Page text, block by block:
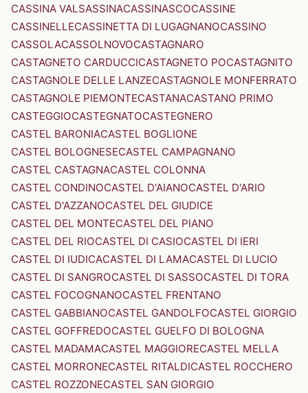
CASSINA VALSASSINACASSINASCOCASSINE
CASSINELLECASSINETTA DI LUGAGNANOCASSINO
CASSOLACASSOLNOVOCASTAGNARO
CASTAGNETO CARDUCCICASTAGNETO POCASTAGNITO
CASTAGNOLE DELLE LANZECASTAGNOLE MONFERRATO
CASTAGNOLE PIEMONTECASTANACASTANO PRIMO
CASTEGGIOCASTEGNATOCASTEGNERO
CASTEL BARONIACASTEL BOGLIONE
CASTEL BOLOGNESECASTEL CAMPAGNANO
CASTEL CASTAGNACASTEL COLONNA
CASTEL CONDINOCASTEL D'AIANOCASTEL D'ARIO
CASTEL D'AZZANOCASTEL DEL GIUDICE
CASTEL DEL MONTECASTEL DEL PIANO
CASTEL DEL RIOCASTEL DI CASIOCASTEL DI IERI
CASTEL DI IUDICACASTEL DI LAMACASTEL DI LUCIO
CASTEL DI SANGROCASTEL DI SASSOCASTEL DI TORA
CASTEL FOCOGNANOCASTEL FRENTANO
CASTEL GABBIANOCASTEL GANDOLFOCASTEL GIORGIO
CASTEL GOFFREDOCASTEL GUELFO DI BOLOGNA
CASTEL MADAMACASTEL MAGGIORECASTEL MELLA
CASTEL MORRONECASTEL RITALDICASTEL ROCCHERO
CASTEL ROZZONECASTEL SAN GIORGIO